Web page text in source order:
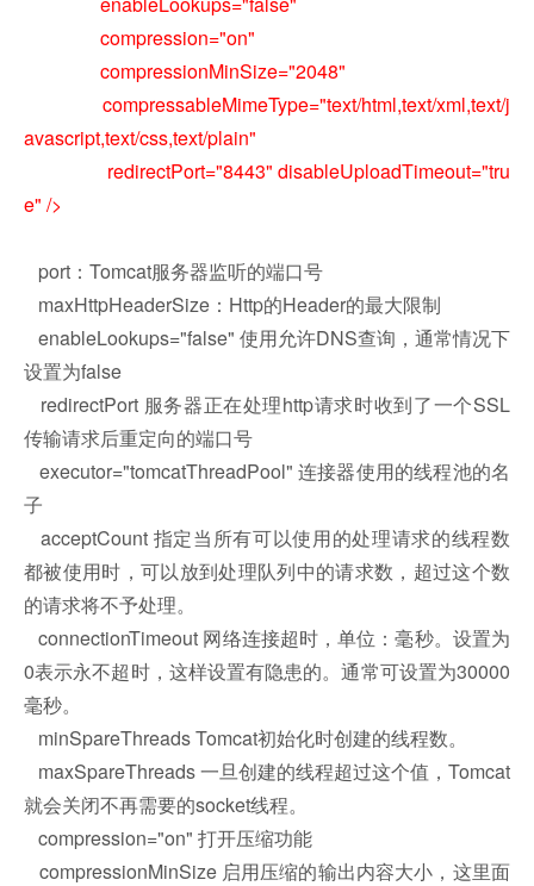
compression="on"
compressionMinSize="2048"
compressableMimeType="text/html,text/xml,text/j
avascript,text/css,text/plain"
redirectPort="8443" disableUploadTimeout="tru
e" />
port：Tomcat服务器监听的端口号
maxHttpHeaderSize：Http的Header的最大限制
enableLookups="false" 使用允许DNS查询，通常情况下
设置为false
redirectPort 服务器正在处理http请求时收到了一个SSL
传输请求后重定向的端口号
executor="tomcatThreadPool" 连接器使用的线程池的名
子
acceptCount 指定当所有可以使用的处理请求的线程数
都被使用时，可以放到处理队列中的请求数，超过这个数
的请求将不予处理。
connectionTimeout 网络连接超时，单位：毫秒。设置为
0表示永不超时，这样设置有隐患的。通常可设置为30000
毫秒。
minSpareThreads Tomcat初始化时创建的线程数。
maxSpareThreads 一旦创建的线程超过这个值，Tomcat
就会关闭不再需要的socket线程。
compression="on" 打开压缩功能
compressionMinSize 启用压缩的输出内容大小，这里面